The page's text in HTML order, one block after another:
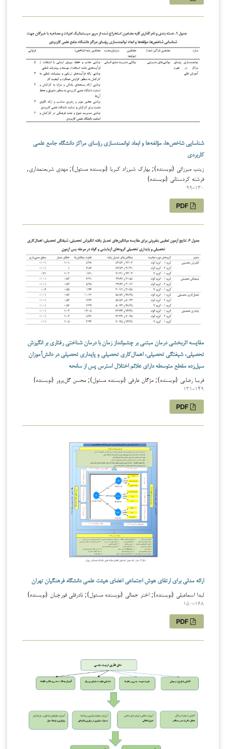
شناسایی شاخص‌ها، مؤلفه‌ها و ابعاد توانمندسازی رؤسای مراکز دانشگاه جامع علمی
کاربردی
زینب میرزائی (نویسنده); بهارک شیرزاد کبریا (نویسنده مسئول); مهدی شریعتمداری,
فرشته کردستانی (نویسنده)
99-130
مقایسه اثربخشی درمان مبتنی بر چشم‌انداز زمان با درمان شناختی رفتاری بر انگیزش
تحصیلی، شیفتگی تحصیلی، اهمال‌کاری تحصیلی و پایداری تحصیلی در دانش‌آموزان
سیل‌زده مقطع متوسطه دارای علائم اختلال استرس پس از سانحه
فریبا رضایی (نویسنده); مژگان عارفی (نویسنده مسئول); محسن گل‌پرور (نویسنده)
131-149
ارائه مدلی برای ارتقای هوش اجتماعی اعضای هیئت علمی دانشگاه فرهنگیان تهران
لیدا اسماعیلی (نویسنده); اختر جمالی (نویسنده مسئول); نادرقلی قورچیان (نویسنده)
150-168